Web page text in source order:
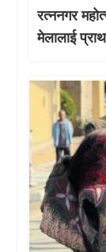
रत्ननगर
मेलालाई